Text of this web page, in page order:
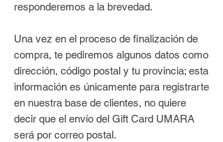
responderemos a la brevedad.
Una vez en el proceso de finalización de
compra, te pediremos algunos datos como
dirección, código postal y tu provincia; esta
información es únicamente para registrarte
en nuestra base de clientes, no quiere
decir que el envío del Gift Card UMARA
será por correo postal.